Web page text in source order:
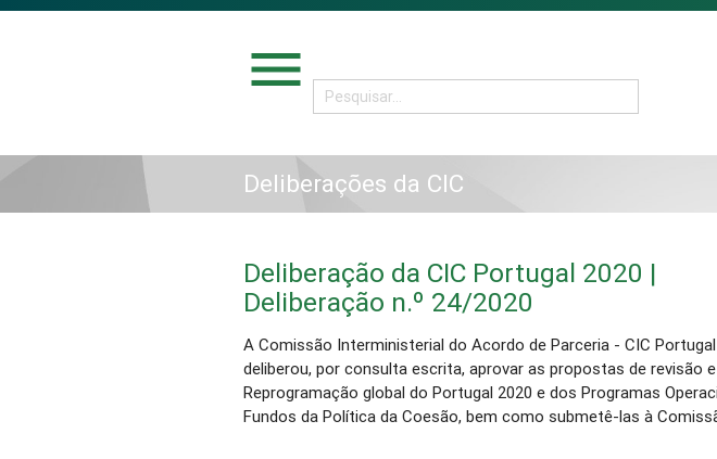
menu
Deliberações da CIC
Deliberação da CIC Portugal 2020 |
Deliberação n.º 24/2020
A Comissão Interministerial do Acordo de Parceria - CIC Portugal
deliberou, por consulta escrita, aprovar as propostas de revisão
Reprogramação global do Portugal 2020 e dos Programas
Fundos da Política da Coesão, bem como submetê-las à